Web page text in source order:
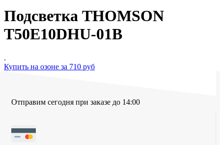
Подсветка THOMSON
T50E10DHU-01B
.
Купить на озоне за 710 руб
Отправим сегодня при заказе до 14:00